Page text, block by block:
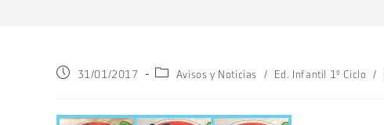
Publicación
entrada:
31/01/2017
Categoría
entrada:
Avisos y Noticias / Ed. Infantil 1º Ciclo /